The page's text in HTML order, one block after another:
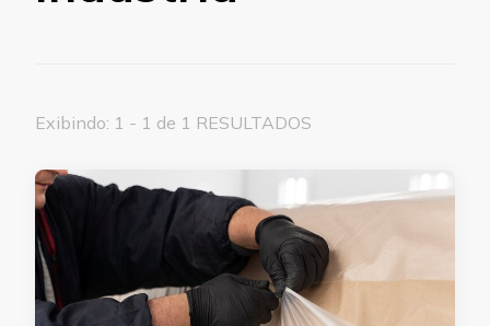
Exibindo: 1 - 1 de 1 RESULTADOS